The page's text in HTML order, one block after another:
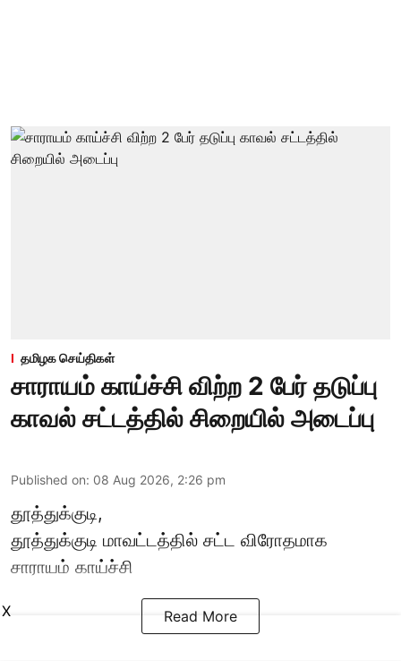
தமிழக செய்திகள்
சாராயம் காய்ச்சி விற்ற 2 பேர் தடுப்பு
காவல் சட்டத்தில் சிறையில் அடைப்பு
Published on: 08 Aug 2026, 2:26 pm
தூத்துக்குடி,
தூத்துக்குடி மாவட்டத்தில் சட்ட விரோதமாக
சாராயம் காய்ச்சி
Read More
X